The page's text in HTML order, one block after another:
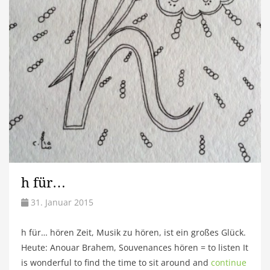
h für…
31. Januar 2015
h für… hören Zeit, Musik zu hören, ist ein großes Glück.
Heute: Anouar Brahem, Souvenances hören = to listen It
is wonderful to find the time to sit around and continue